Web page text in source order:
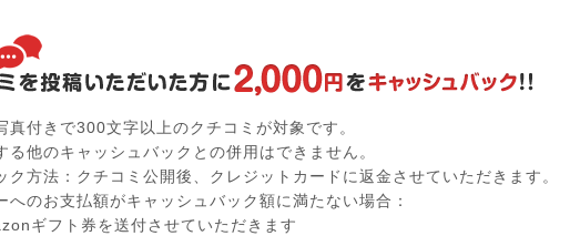
付きで300文字以上のクチコミが対象です。
他のキャッシュバックとの併用はできません。
方法：クチコミ公開後、クレジットカードに返金させていただきます。
のお支払額がキャッシュバック額に満たない場合：
ギフト券を送付させていただきます